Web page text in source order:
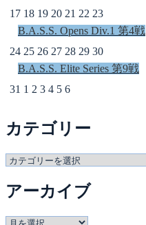
17 18 19 20 21 22 23
B.A.S.S. Opens Div.1 第4戦
24 25 26 27 28 29 30
B.A.S.S. Elite Series 第9戦
31 1 2 3 4 5 6
カテゴリー
カ
ゴ
ー
アーカイブ
ア